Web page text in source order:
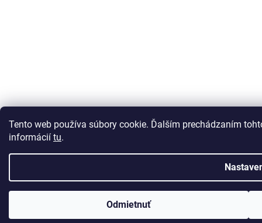
Tento web používa súbory cookie. Ďalším prechádzaním
informácií tu.
Odmietnuť